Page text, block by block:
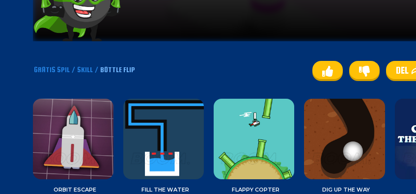
GRATIS SPIL / SKILL / BOTTLE FLIP DEL
ORBIT ESCAPE FILL THE WATER FLAPPY COPTER DIG UP THE WAY